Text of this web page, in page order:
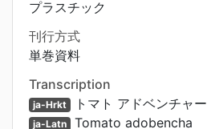
プラスチック
刊行方式
単巻資料
Transcription
ja-Hrkt トマト アドベンチャー
ja-Latn Tomato adobencha